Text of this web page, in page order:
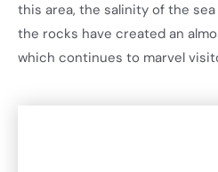
this area, the salinity of the
the rocks have created an
which continues to marvel